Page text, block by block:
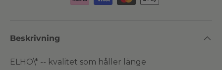
Beskrivning
ELHO\* -- kvalitet som håller länge